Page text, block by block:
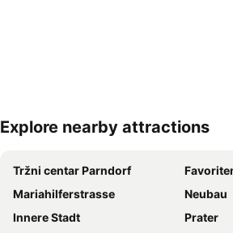
Explore nearby attractions
Tržni centar Parndorf
Mariahilferstrasse
Neubau
Innere Stadt
Prater